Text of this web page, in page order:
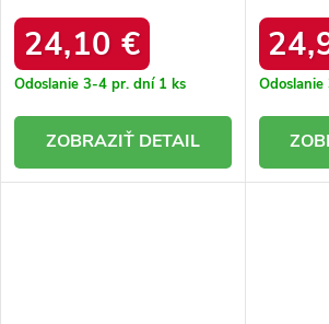
24,10 €
Odoslanie 3-4 pr. dní 1 ks
DETAIL